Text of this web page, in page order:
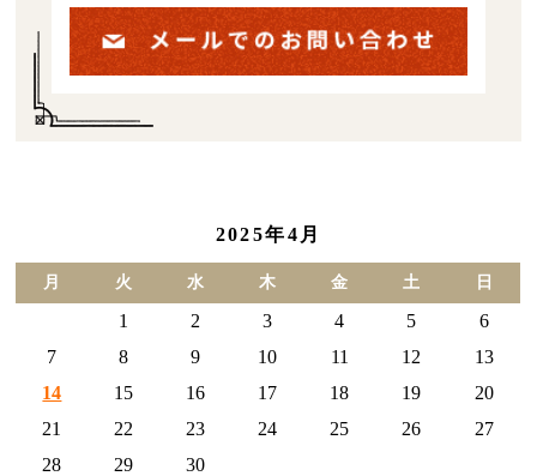
2025年4月
月 火 水 木 金 土 日
1 2 3 4 5
6
7
8 9 10 11 12
13
14
15 16 17 18 19
20
21
22 23 24 25 26
27
28
29
30